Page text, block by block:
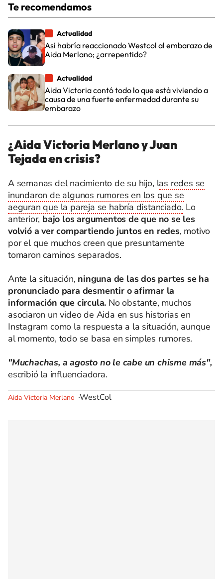
Te recomendamos
Actualidad
Así habría reaccionado Westcol al embarazo de
Aida Merlano; ¿arrepentido?
Actualidad
Aida Victoria contó todo lo que está viviendo a
causa de una fuerte enfermedad durante su
embarazo
¿Aida Victoria Merlano y Juan
Tejada en crisis?
A semanas del nacimiento de su hijo, las redes se
inundaron de algunos rumores en los que se
aeguran que la pareja se habría distanciado. Lo
anterior, bajo los argumentos de que no se les
volvió a ver compartiendo juntos en redes, motivo
por el que muchos creen que presuntamente
tomaron caminos separados.
Ante la situación, ninguna de las dos partes se ha
pronunciado para desmentir o afirmar la
información que circula. No obstante, muchos
asociaron un video de Aida en sus historias en
Instagram como la respuesta a la situación, aunque
al momento, todo se basa en simples rumores.
"Muchachas, a agosto no le cabe un chisme más",
escribió la influenciadora.
Aida Victoria Merlano WestCol